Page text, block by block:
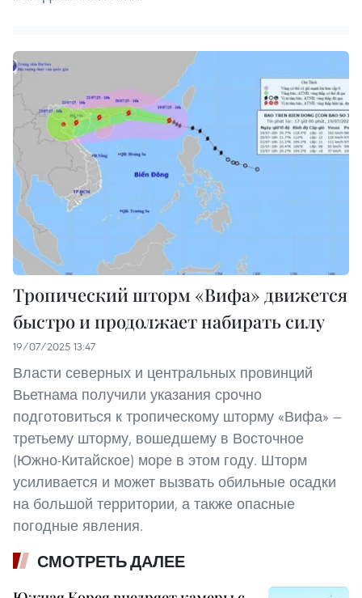
Тропический шторм «Вифа» движется
быстро и продолжает набирать силу
19/07/2025 13:47
Власти северных и центральных провинций
Вьетнама получили указания срочно
подготовиться к тропическому шторму «Вифа» —
третьему шторму, вошедшему в Восточное
(Южно-Китайское) море в этом году. Шторм
усиливается и может вызвать обильные осадки
на большой территории, а также опасные
погодные явления.
СМОТРЕТЬ ДАЛЕЕ